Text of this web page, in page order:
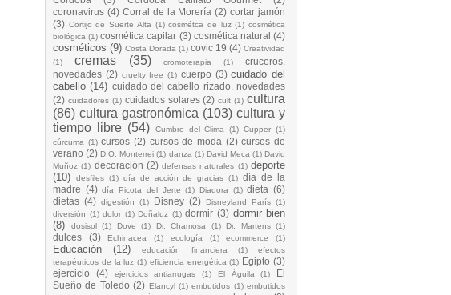
coronavirus (4) Corral de la Morería (2) cortar jamón
(3) Cortijo de Suerte Alta (1) cosmétca de luz (1) cosmética
biológica (1) cosmética capilar (3) cosmética natural (4)
cosméticos (9) Costa Dorada (1) covic 19 (4) Creatividad
(1)
cremas (35) cromoterapia (1)
cruceros.
novedades (2) cruelty free (1) cuerpo (3) cuidado del
cabello (14) cuidado del cabello rizado. novedades
(2) cuidadores (1) cuidados solares (2) cult (1) cultura
(86) cultura gastronómica (103) cultura y
tiempo libre (54) Cumbre del Clima (1) Cupper (1)
cúrcuma (1) cursos (2) cursos de moda (2) cursos de
verano (2) D.O. Monterrei (1) danza (1) David Meca (1) David
Muñoz (1) decoración (2) defensas naturales (1) deporte
(10)
desfiles (1) día de acción de gracias (1) día de la
madre (4) día Picota del Jerte (1) Diadora (1) dieta (6)
dietas (4) digestión (1) Disney (2) Disneyland París (1)
diversión (1) dolor (1) Doñaluz (1) dormir (3) dormir bien
(8)
dosisol (1) Dove (1) Dr. Chamosa (1) Dr. Martens (1)
dulces (3) Echinacea (1) ecología (1) ecommerce (1)
Educación (12) educación financiera (1)
efectos
terapéuticos de la luz (1) eficiencia energética (1) Egipto (3)
ejercicio
(4) ejercicios antiarrugas (1) El Águila (1)
El
Sueño de Toledo (2) Elancyl (1) embutidos (1) embutidos